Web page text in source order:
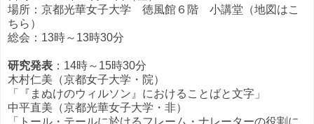
場所：京都光華女子大学 徳風館６階 小講堂（地図はこ
ちら）
総会：13時～13時30分
研究発表 ：14時～15時30分
木村仁美（京都女子大学・院）
「『まぬけのウィルソン』におけることばと文字」
中平直美（京都光華女子大学・非）